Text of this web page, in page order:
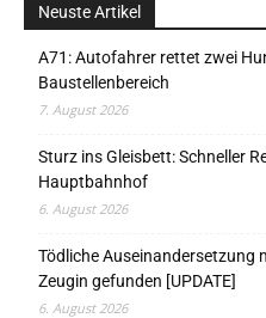
Neuste Artikel
A71: Autofahrer rettet zwei
Baustellenbereich
7. August 2026
Sturz ins Gleisbett: Schneller
Hauptbahnhof
6. August 2026
Tödliche Auseinandersetzung
Zeugin gefunden [UPDATE]
6. August 2026